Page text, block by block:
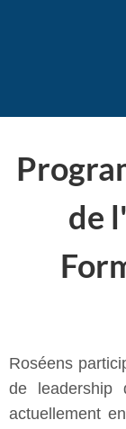
de
Roséens
de leadership
actuellement